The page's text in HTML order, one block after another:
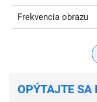
Frekvencia obrazu
OPÝTAJTE SA